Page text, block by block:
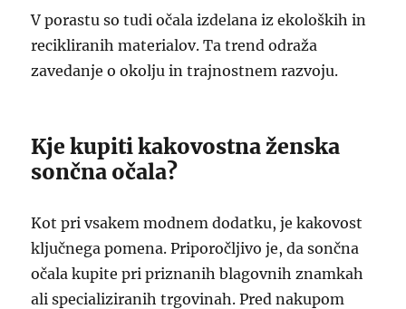
V porastu so tudi očala izdelana iz ekoloških in
recikliranih materialov. Ta trend odraža
zavedanje o okolju in trajnostnem razvoju.
Kje kupiti kakovostna ženska
sončna očala?
Kot pri vsakem modnem dodatku, je kakovost
ključnega pomena. Priporočljivo je, da sončna
očala kupite pri priznanih blagovnih znamkah
ali specializiranih trgovinah. Pred nakupom